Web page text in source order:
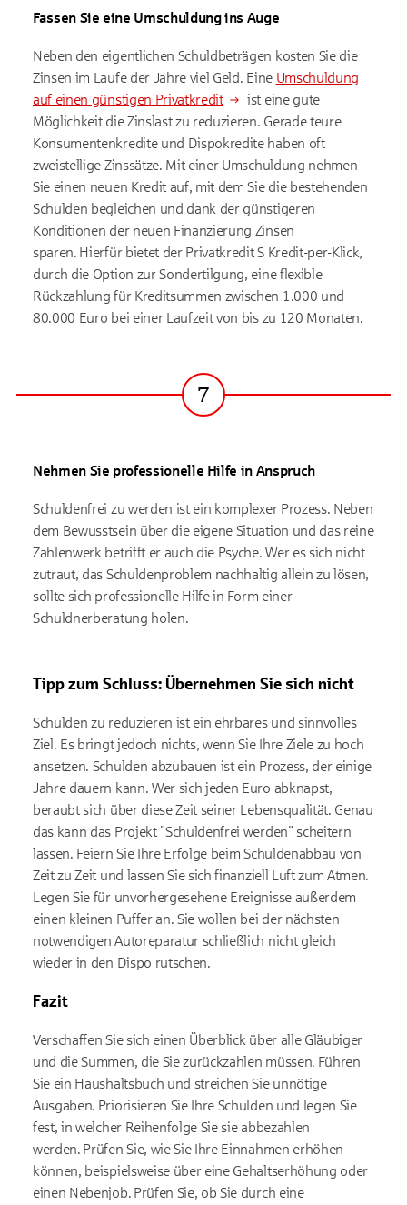
Fassen Sie eine Umschuldung ins Auge
Neben den eigentlichen Schuldbeträgen kosten Sie die
Zinsen im Laufe der Jahre viel Geld. Eine Umschuldung
auf einen günstigen Privatkredit
ist eine gute
Möglichkeit die Zinslast zu reduzieren. Gerade teure
Konsumentenkredite und Dispokredite haben oft
zweistellige Zinssätze. Mit einer Umschuldung nehmen
Sie einen neuen Kredit auf, mit dem Sie die bestehenden
Schulden begleichen und dank der günstigeren
Konditionen der neuen Finanzierung Zinsen
sparen. Hierfür bietet der Privatkredit S Kredit-per-Klick,
durch die Option zur Sondertilgung, eine flexible
Rückzahlung für Kreditsummen zwischen 1.000 und
80.000 Euro bei einer Laufzeit von bis zu 120 Monaten.
Schritt
7
Nehmen Sie professionelle Hilfe in Anspruch
Schuldenfrei zu werden ist ein komplexer Prozess. Neben
dem Bewusstsein über die eigene Situation und das reine
Zahlenwerk betrifft er auch die Psyche. Wer es sich nicht
zutraut, das Schuldenproblem nachhaltig allein zu lösen,
sollte sich professionelle Hilfe in Form einer
Schuldnerberatung holen.
Tipp zum Schluss: Übernehmen Sie sich nicht
Schulden zu reduzieren ist ein ehrbares und sinnvolles
Ziel. Es bringt jedoch nichts, wenn Sie Ihre Ziele zu hoch
ansetzen. Schulden abzubauen ist ein Prozess, der einige
Jahre dauern kann. Wer sich jeden Euro abknapst,
beraubt sich über diese Zeit seiner Lebensqualität. Genau
das kann das Projekt "Schuldenfrei werden" scheitern
lassen. Feiern Sie Ihre Erfolge beim Schuldenabbau von
Zeit zu Zeit und lassen Sie sich finanziell Luft zum Atmen.
Legen Sie für unvorhergesehene Ereignisse außerdem
einen kleinen Puffer an. Sie wollen bei der nächsten
notwendigen Autoreparatur schließlich nicht gleich
wieder in den Dispo rutschen.
Fazit
Verschaffen Sie sich einen Überblick über alle Gläubiger
und die Summen, die Sie zurückzahlen müssen. Führen
Sie ein Haushaltsbuch und streichen Sie unnötige
Ausgaben. Priorisieren Sie Ihre Schulden und legen Sie
fest, in welcher Reihenfolge Sie sie abbezahlen
werden. Prüfen Sie, wie Sie Ihre Einnahmen erhöhen
können, beispielsweise über eine Gehaltserhöhung oder
einen Nebenjob. Prüfen Sie, ob Sie durch eine